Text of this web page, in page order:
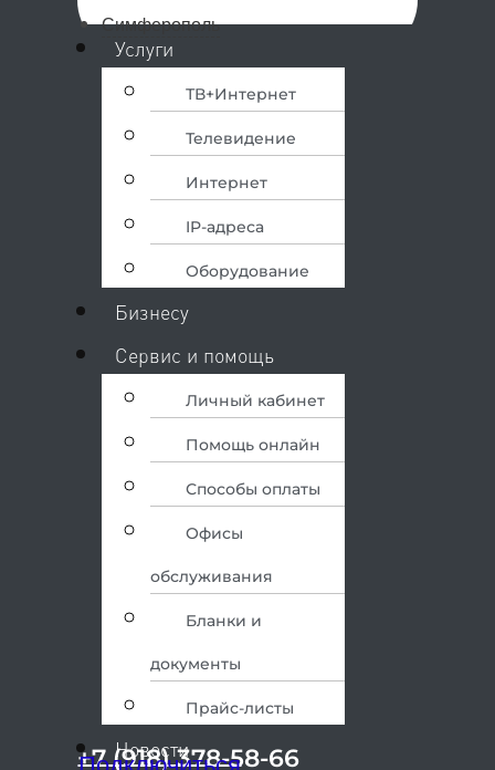
Симферополь
МенюУслуги
ТВ+Интернет
Телевидение
Интернет
IP-адреса
Оборудование
Бизнесу
Сервис и помощь
Личный кабинет
Помощь онлайн
Способы оплаты
Офисы
обслуживания
Бланки и
документы
Прайс-листы
Новости
+7 (918) 378-58-66